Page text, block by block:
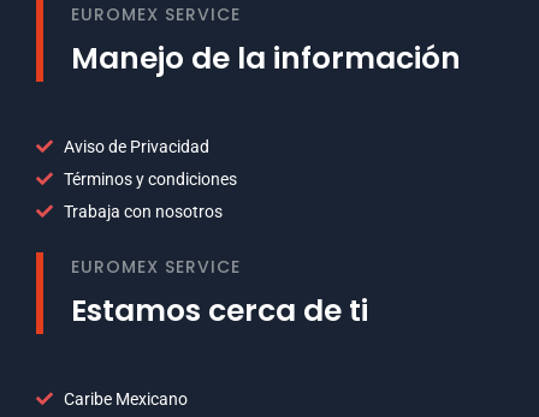
EUROMEX SERVICE
Manejo de la información
Aviso de Privacidad
Términos y condiciones
Trabaja con nosotros
EUROMEX SERVICE
Estamos cerca de ti
Caribe Mexicano